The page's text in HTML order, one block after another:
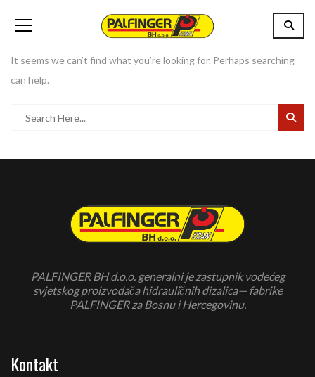
It seems we can’t find what you’re looking for. Perhaps searching
can help.
PALFINGER BH d.o.o. generalni je zastupnik vodećeg
svjetskog proizvodača hidrauličnih dizalica— fabrike
PALFINGER za Bosnu i Hercegovinu.
Kontakt